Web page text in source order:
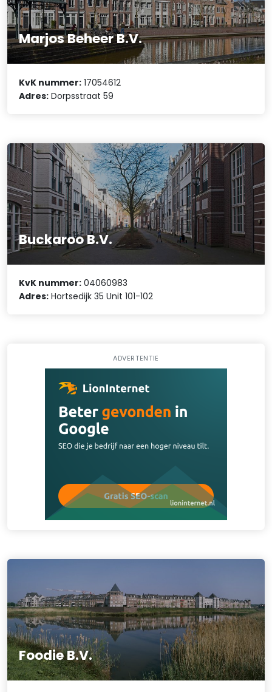
Marjos Beheer B.V.
KvK nummer: 17054612
Adres: Dorpsstraat 59
Buckaroo B.V.
KvK nummer: 04060983
Adres: Hortsedijk 35 Unit 101-102
ADVERTENTIE
Foodie B.V.